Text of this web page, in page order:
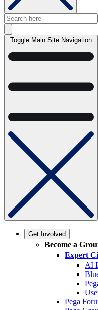
Toggle Main Site Navigation
Get Involved
Become a
Expert
AI
Pega